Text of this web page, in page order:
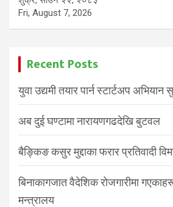
Fri, August 7, 2026
Recent Posts
युवा उद्यमी तयार पार्न स्टार्टअप अभियान
अब दुई घण्टामा नारायणगढदेखि बुटवल
बैङ्किङ कसुर मुद्दाका फरार प्रतिवादी
बिनाकागजात वैदेशिक रोजगारीमा
मन्त्रालय